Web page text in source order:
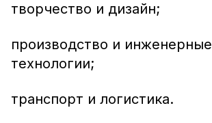
творчество и дизайн;
производство и инженерные
технологии;
транспорт и логистика.